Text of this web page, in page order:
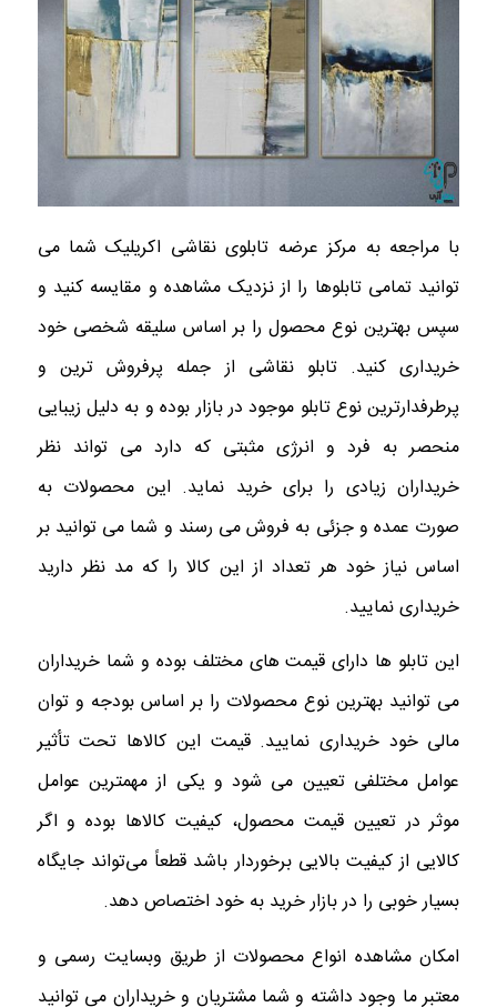
با مراجعه به مرکز عرضه تابلوی نقاشی اکریلیک شما می
توانید تمامی تابلوها را از نزدیک مشاهده و مقایسه کنید و
سپس بهترین نوع محصول را بر اساس سلیقه شخصی خود
خریداری کنید. تابلو نقاشی از جمله پرفروش ترین و
پرطرفدارترین نوع تابلو موجود در بازار بوده و به دلیل زیبایی
منحصر به فرد و انرژی مثبتی که دارد می‌ تواند نظر
خریداران زیادی را برای خرید نماید. این محصولات به
صورت عمده و جزئی به فروش می رسند و شما می توانید بر
اساس نیاز خود هر تعداد از این کالا را که مد نظر دارید
خریداری نمایید.
این تابلو ها دارای قیمت های مختلف بوده و شما خریداران
می توانید بهترین نوع محصولات را بر اساس بودجه و توان
مالی خود خریداری نمایید. قیمت این کالاها تحت تأثیر
عوامل مختلفی تعیین می شود و یکی از مهمترین عوامل
موثر در تعیین قیمت محصول، کیفیت کالاها بوده و اگر
کالایی از کیفیت بالایی برخوردار باشد قطعاً می‌تواند جایگاه
بسیار خوبی را در بازار خرید به خود اختصاص دهد.
امکان مشاهده انواع محصولات از طریق وبسایت رسمی و
معتبر ما وجود داشته و شما مشتریان و خریداران می‌ توانید